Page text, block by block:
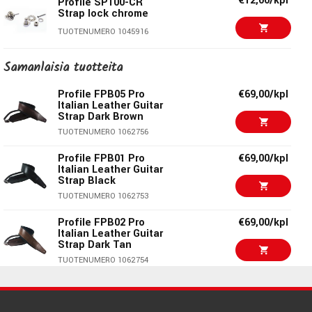
TUOTENUMERO 1054742
TUOTENUMERO 1046732
Elixir Acoustic Psb
TUOTENUMERO 1053196
€19,90/pak
sE Electronics V7
White - Dynamic
Microphone
TUOTENUMERO 1086229
€111,00/kpl
Ernie Ball 2225 Extra
Slinky Nickel
TUOTENUMERO 1000204
€8,90/pak
Strap lock chrome
TUOTENUMERO 1045916
Samanlaisia ​​tuotteita
Profile FPB05 Pro
Italian Leather Guitar
Strap Dark Brown
TUOTENUMERO 1062756
€69,00/kpl
Profile FPB01 Pro
Italian Leather Guitar
Strap Black
TUOTENUMERO 1062753
€69,00/kpl
Profile FPB02 Pro
Italian Leather Guitar
Strap Dark Tan
TUOTENUMERO 1062754
€69,00/kpl